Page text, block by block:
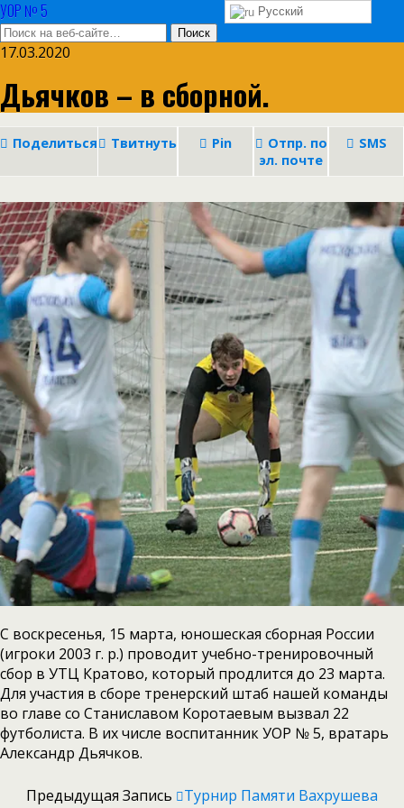
УОР № 5
17.03.2020
Дьячков – в сборной.
Поделиться Твитнуть Pin
Отпр. по
эл. почте
SMS
С воскресенья, 15 марта, юношеская сборная России
(игроки 2003 г. р.) проводит учебно-тренировочный
сбор в УТЦ Кратово, который продлится до 23 марта.
Для участия в сборе тренерский штаб нашей команды
во главе со Станиславом Коротаевым вызвал 22
футболиста. В их числе воспитанник УОР № 5, вратарь
Александр Дьячков.
Предыдущая Запись
Турнир Памяти Вахрушева
Русский